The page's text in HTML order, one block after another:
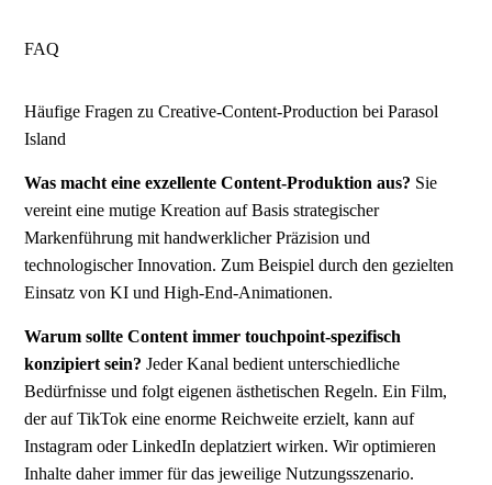
FAQ
Häufige Fragen zu Creative-Content-Production bei Parasol
Island
Was macht eine exzellente Content-Produktion aus? Sie
vereint eine mutige Kreation auf Basis strategischer
Markenführung mit handwerklicher Präzision und
technologischer Innovation. Zum Beispiel durch den gezielten
Einsatz von KI und High-End-Animationen.
Warum sollte Content immer touchpoint-spezifisch
konzipiert sein? Jeder Kanal bedient unterschiedliche
Bedürfnisse und folgt eigenen ästhetischen Regeln. Ein Film,
der auf TikTok eine enorme Reichweite erzielt, kann auf
Instagram oder LinkedIn deplatziert wirken. Wir optimieren
Inhalte daher immer für das jeweilige Nutzungsszenario.